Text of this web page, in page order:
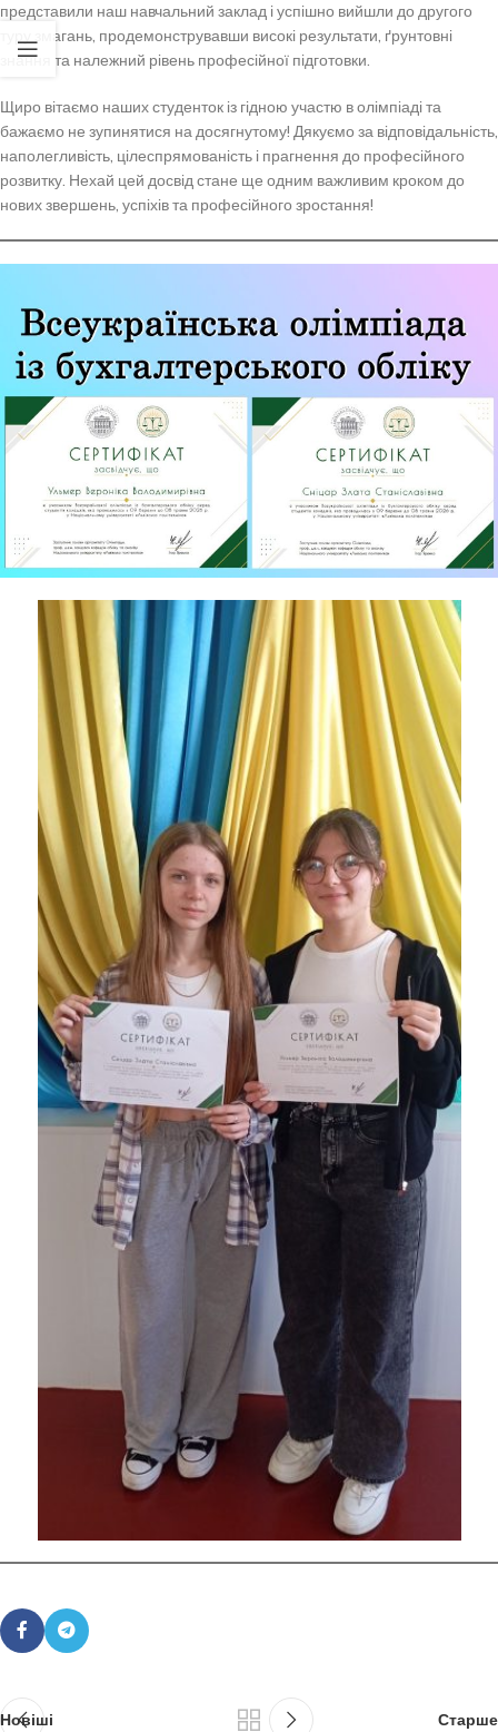
представили наш навчальний заклад і успішно вийшли до другого
туру змагань, продемонструвавши високі результати, ґрунтовні
знання та належний рівень професійної підготовки.
Щиро вітаємо наших студенток із гідною участю в олімпіаді та
бажаємо не зупинятися на досягнутому! Дякуємо за відповідальність,
наполегливість, цілеспрямованість і прагнення до професійного
розвитку. Нехай цей досвід стане ще одним важливим кроком до
нових звершень, успіхів та професійного зростання!
Новіші Старше